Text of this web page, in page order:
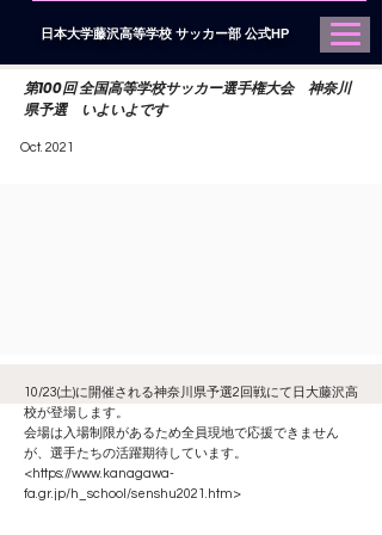
日本大学藤沢高等学校 サッカー部 公式HP
第100回 全国高等学校サッカー選手権大会 神奈川
県予選 いよいよです
Oct. 2021
10/23(土)に開催される神奈川県予選2回戦にて日大藤沢高
校が登場します。
会場は入場制限があるため全員現地で応援できません
が、選手たちの活躍期待しています。
<https://www.kanagawa-
fa.gr.jp/h_school/senshu2021.htm>